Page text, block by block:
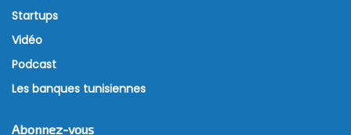
Startups
Vidéo
Podcast
Les banques tunisiennes
Abonnez-vous